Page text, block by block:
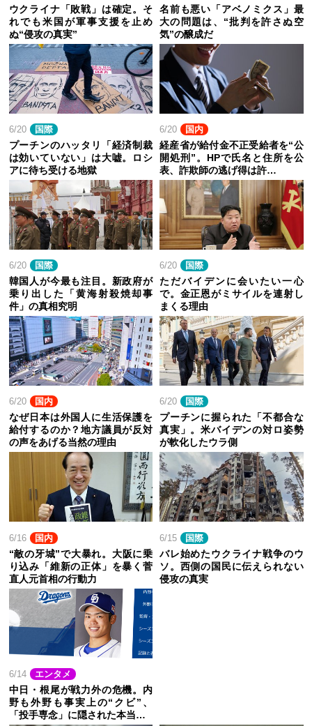
ウクライナ「敗戦」は確定。そ
れでも米国が軍事支援を止め
ぬ“侵攻の真実”
名前も悪い「アベノミクス」最
大の問題は、“批判を許さぬ空
気”の醸成だ
6/20 国際
プーチンのハッタリ「経済制裁
は効いていない」は大嘘。ロシ
アに待ち受ける地獄
6/20 国内
経産省が給付金不正受給者を“公
開処刑”。HPで氏名と住所を公
表、詐欺師の逃げ得は許…
6/20 国際
韓国人が今最も注目。新政府が
乗り出した「黄海射殺焼却事
件」の真相究明
6/20 国際
ただバイデンに会いたい一心
で。金正恩がミサイルを連射し
まくる理由
6/20 国内
なぜ日本は外国人に生活保護を
給付するのか？地方議員が反対
の声をあげる当然の理由
6/20 国際
プーチンに握られた「不都合な
真実」。米バイデンの対ロ姿勢
が軟化したウラ側
6/16 国内
“敵の牙城”で大暴れ。大阪に乗
り込み「維新の正体」を暴く菅
直人元首相の行動力
6/15 国際
バレ始めたウクライナ戦争のウ
ソ。西側の国民に伝えられない
侵攻の真実
6/14 エンタメ
中日・根尾が戦力外の危機。内
野も外野も事実上の“クビ”、
「投手専念」に隠された本当…